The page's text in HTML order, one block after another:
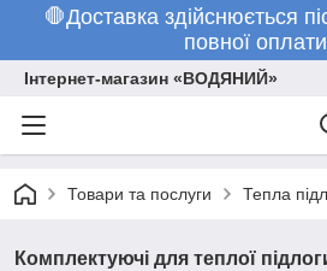
🛑Доставка здійснюється
повної
Інтернет-магазин «ВОДЯНИЙ»
Товари та послуги Тепла
Комплектуючі для теплої